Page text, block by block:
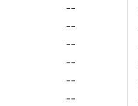
--
--
--
--
--
--